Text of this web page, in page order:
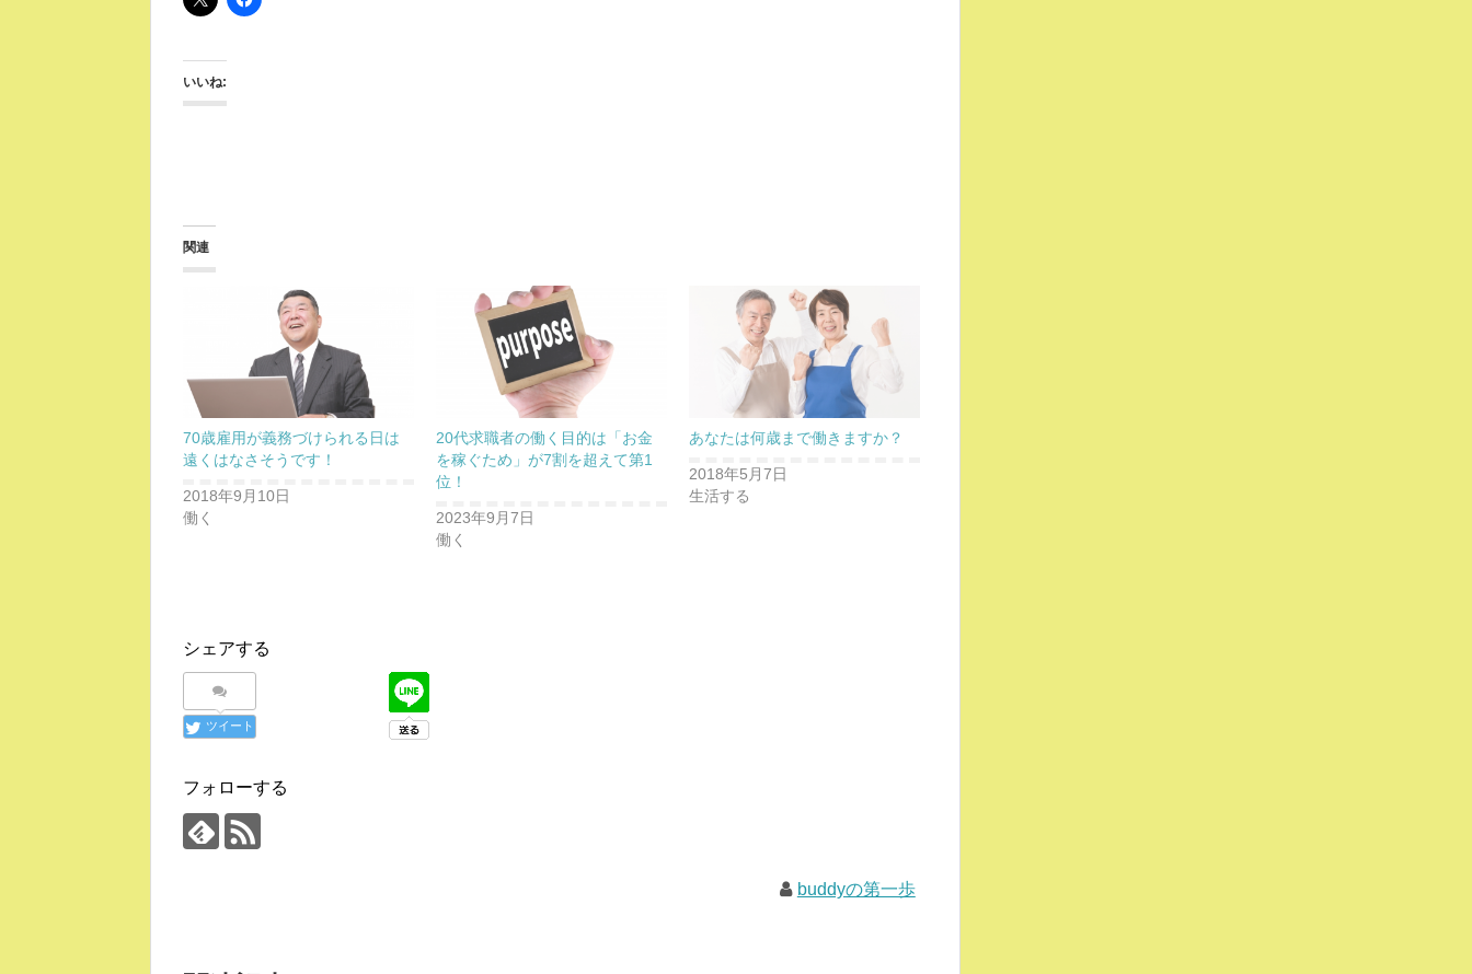
いいね:
関連
70歳雇用が義務づけられる日は
遠くはなさそうです！
2018年9月10日
働く
20代求職者の働く目的は「お金
を稼ぐため」が7割を超えて第1
位！
2023年9月7日
働く
あなたは何歳まで働きますか？
2018年5月7日
生活する
シェアする
ツイート
フォローする
buddyの第一歩